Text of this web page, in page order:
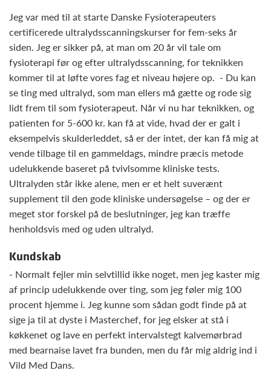
Jeg var med til at starte Danske Fysioterapeuters
certificerede ultralydsscanningskurser for fem-seks år
siden. Jeg er sikker på, at man om 20 år vil tale om
fysioterapi før og efter ultralydsscanning, for teknikken
kommer til at løfte vores fag et niveau højere op. - Du kan
se ting med ultralyd, som man ellers må gætte og rode sig
lidt frem til som fysioterapeut. Når vi nu har teknikken, og
patienten for 5-600 kr. kan få at vide, hvad der er galt i
eksempelvis skulderleddet, så er der intet, der kan få mig at
vende tilbage til en gammeldags, mindre præcis metode
udelukkende baseret på tvivlsomme kliniske tests.
Ultralyden står ikke alene, men er et helt suverænt
supplement til den gode kliniske undersøgelse – og der er
meget stor forskel på de beslutninger, jeg kan træffe
henholdsvis med og uden ultralyd.
Kundskab
- Normalt fejler min selvtillid ikke noget, men jeg kaster mig
af princip udelukkende over ting, som jeg føler mig 100
procent hjemme i. Jeg kunne som sådan godt finde på at
sige ja til at dyste i Masterchef, for jeg elsker at stå i
køkkenet og lave en perfekt intervalstegt kalvemørbrad
med bearnaise lavet fra bunden, men du får mig aldrig ind i
Vild Med Dans.